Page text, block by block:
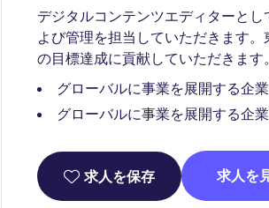
デジタルコンテンツエディターと
よび管理を担当していただきます
の目標達成に貢献していただきます。
グローバルに事業を展開する企業
グローバルに事業を展開する企業
求人を保存 求人を